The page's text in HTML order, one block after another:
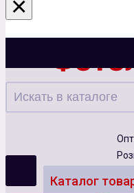
Казань
Каталог
×